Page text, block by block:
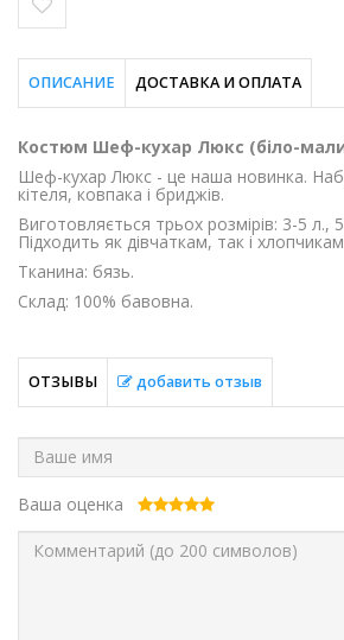
ОПИСАНИЕ ДОСТАВКА И ОПЛАТА
Костюм Шеф-кухар Люкс (біло-
Шеф-кухар Люкс - це наша новинка.
кітеля, ковпака і бриджів.
Виготовляється трьох розмірів: 3-5 л.,
Підходить як дівчаткам, так і
Тканина: бязь.
Склад: 100% бавовна.
ОТЗЫВЫ добавить отзыв
Ваша оценка